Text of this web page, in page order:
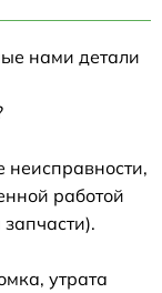
нами детали
неисправности,
работой
утрата